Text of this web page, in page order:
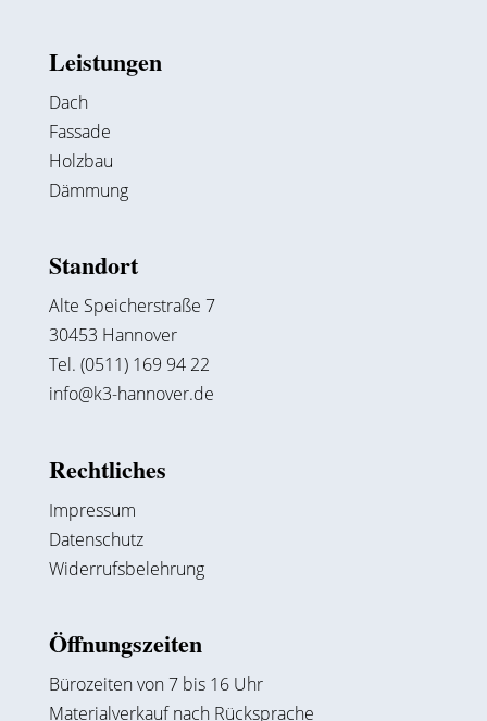
Leistungen
Dach
Fassade
Holzbau
Dämmung
Standort
Alte Speicherstraße 7
30453 Hannover
Tel. (0511) 169 94 22
info@k3-hannover.de
Rechtliches
Impressum
Datenschutz
Widerrufsbelehrung
Öffnungszeiten
Bürozeiten von 7 bis 16 Uhr
Materialverkauf nach Rücksprache